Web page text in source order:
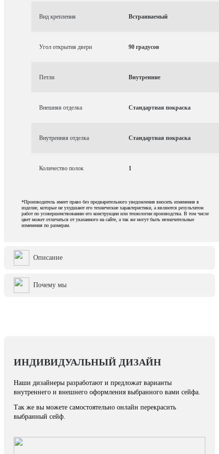
Вид крепления Встраиваемый
Угол открытия двери 90 градусов
Петли Внутренние
Внешняя отделка Стандартная покраска
Внутренняя отделка Стандартная покраска
Количество полок 1
*Производитель имеет право без предварительного уведомления вносить изменения в
изделие, которые не ухудшают его технические характеристики, а являются результатом
работ по усовершенствованию его конструкции или технологии производства. В том числе
цвет может отличаться от указанного на сайте, а так же могут быть незначительные
изменения по размерам.
Описание
Почему мы
ИНДИВИДУАЛЬНЫЙ ДИЗАЙН
Наши дизайнеры разработают и предложат варианты
внутреннего и внешнего оформления выбранного вами сейфа.
Так же вы можете самостоятельно онлайн перекрасить
выбранный сейф.